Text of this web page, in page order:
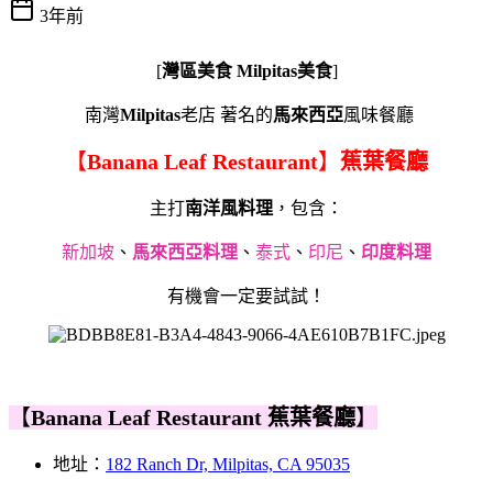
3年前
[灣區美食 Milpitas美食]
南灣Milpitas老店 著名的馬來西亞風味餐廳
【Banana Leaf Restaurant】 蕉葉餐廳
主打南洋風料理 ，包含：
新加坡 、 馬來西亞料理 、 泰式 、 印尼 、 印度料理
有機會一定要試試！
【Banana Leaf Restaurant 蕉葉餐廳】
地址： 182 Ranch Dr, Milpitas, CA 95035